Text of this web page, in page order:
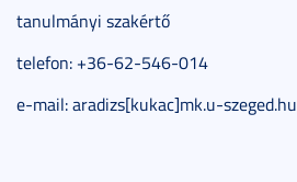
tanulmányi szakértő
telefon: +36-62-546-014
e-mail: aradizs[kukac]mk.u-szeged.hu